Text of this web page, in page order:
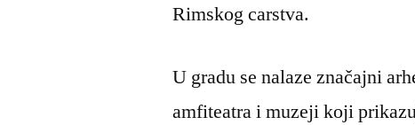
Rimskog carstva.
U gradu se nalaze značajni
amfiteatra i muzeji koji